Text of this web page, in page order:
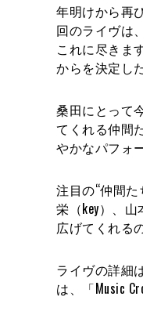
年明けから再
回のライヴは
これに尽きま
からを決定し
桑田にとって
てくれる仲間
やかなパフォ
注目の“仲間
栄（key）、山
広げてくれる
ライヴの詳細
は、「Music